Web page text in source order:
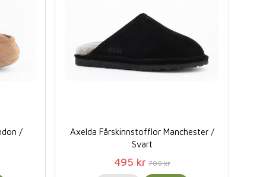
/
Axelda Fårskinnstofflor Manchester /
Svart
495 kr 700 kr